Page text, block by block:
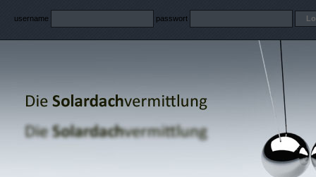
username passwort